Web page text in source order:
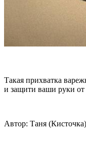
Такая прихватка
и защити ваши руки от
Автор: Таня (Кисточка)